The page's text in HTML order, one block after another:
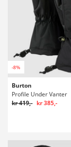
-8%
Burton
Profile Under Vanter
kr 419,- kr 385,-